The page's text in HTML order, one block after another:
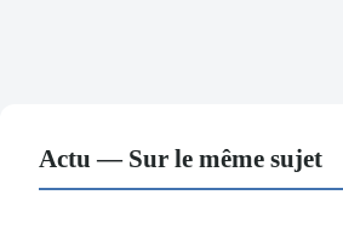
Actu — Sur le même sujet